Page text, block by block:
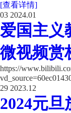
[查看详情]
03 2024.01
爱国主义
微视频赏
https://
29 2023.12
2024元